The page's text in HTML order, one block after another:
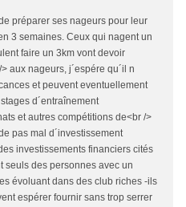
préparer ses nageurs pour leur
3 semaines. Ceux qui nagent un
faire un 3km vont devoir
aux nageurs, j´espére qu´il n
et peuvent eventuellement
d´entraînement
et autres compétitions de<br />
pas mal d´investissement
investissements financiers cités
seuls des personnes avec un
évoluant dans des club riches -ils
espérer fournir sans trop serrer